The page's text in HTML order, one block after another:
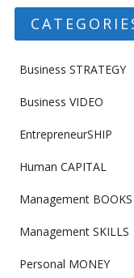
Business STRATEGY
Business VIDEO
EntrepreneurSHIP
Human CAPITAL
Management BOOKS
Management SKILLS
Personal MONEY